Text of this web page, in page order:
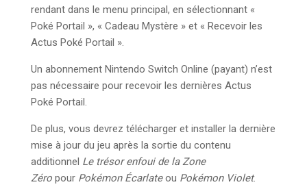
rendant dans le menu principal, en sélectionnant «
Poké Portail », « Cadeau Mystère » et « Recevoir les
Actus Poké Portail ».
Un abonnement Nintendo Switch Online (payant) n’est
pas nécessaire pour recevoir les dernières Actus
Poké Portail.
De plus, vous devrez télécharger et installer la dernière
mise à jour du jeu après la sortie du contenu
additionnel Le trésor enfoui de la Zone
Zéro pour Pokémon Écarlateou Pokémon Violet.